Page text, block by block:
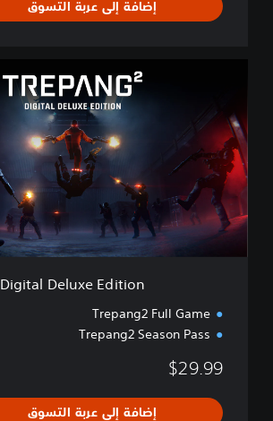
إضافة إلى عربة التسوق
i
t
a
l
D
l
x
Digital Deluxe Edition
Trepang2 Full Game
Trepang2 Season Pass
$29.99
إضافة إلى عربة التسوق